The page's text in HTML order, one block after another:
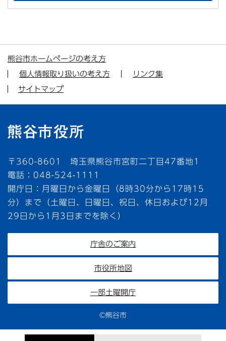
熊谷市ホームページの考え方
個人情報取り扱いの考え方
リンク集
サイトマップ
〒360-8601 埼玉県熊谷市宮町二丁目47番地1
電話：048-524-1111
開庁日：月曜日から金曜日（8時30分から17時15
分）まで（土曜日、日曜日、祝日、休日および12月
29日から1月3日までを除く）
庁舎のご案内
市役所地図
一部土曜開庁
©熊谷市